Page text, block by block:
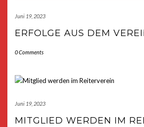
Juni 19, 2023
ERFOLGE AUS DEM
0 Comments
Juni 19, 2023
MITGLIED WERDEN IM